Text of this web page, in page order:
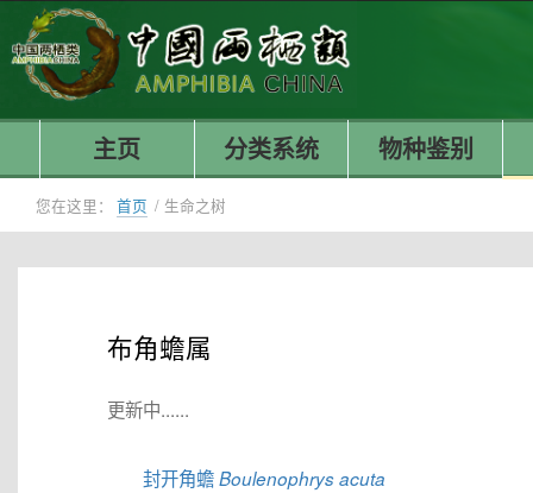
主页 分类系统 物种鉴别
您在这里： 首页 / 生命之树
布角蟾属
更新中......
封开角蟾Boulenophrys acuta